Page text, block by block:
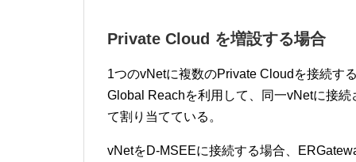
Private Cloud を増設する場合
1つのvNetに複数のPrivate Cloudを接続す
Global Reachを利用して、同一vNetに接
て割り当てている。
vNetをD-MSEEに接続する場合、